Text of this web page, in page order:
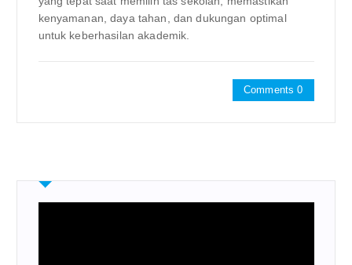
kenyamanan, daya tahan, dan dukungan optimal
untuk keberhasilan akademik.
Comments 0